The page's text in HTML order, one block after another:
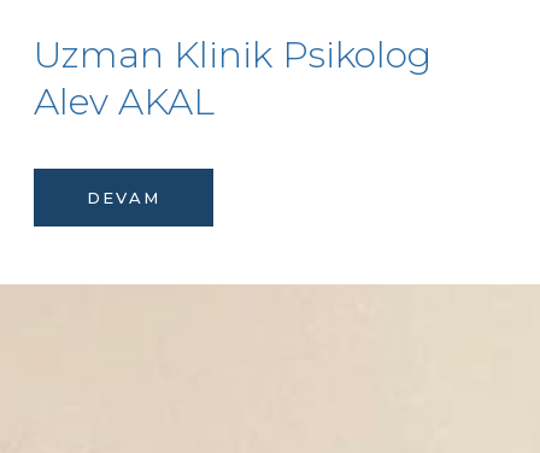
Uzman Klinik Psikolog
Alev AKAL
DEVAM